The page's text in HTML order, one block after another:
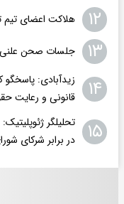
۱۲ هلاکت اعضای تیم
۱۳ جلسات صحن علنی
۱۴
زیدآبادی: پاسخگو
قانونی و رعایت
۱۵
تحلیلگر
در برابر شرکای